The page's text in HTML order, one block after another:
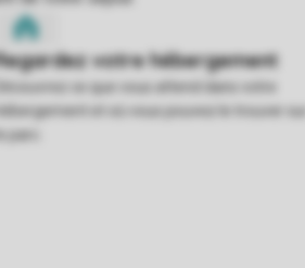
Découvrez ce que vous attend dans votre
hébergement et où vous pouvez le trouver sur
le parc.